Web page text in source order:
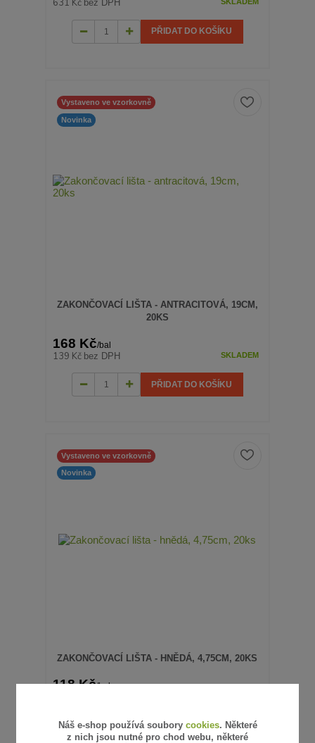
631 Kč bez DPH
PŘIDAT DO KOŠÍKU
Vystaveno ve vzorkovně
Novinka
ZAKONČOVACÍ LIŠTA - ANTRACITOVÁ, 19CM,
20KS
168 Kč/bal
139 Kč bez DPH SKLADEM
PŘIDAT DO KOŠÍKU
Vystaveno ve vzorkovně
Novinka
ZAKONČOVACÍ LIŠTA - HNĚDÁ, 4,75CM, 20KS
118 Kč/bal
PŘIDAT DO KOŠÍKU
Náš e-shop používá soubory cookies. Některé
z nich jsou nutné pro chod webu, některé